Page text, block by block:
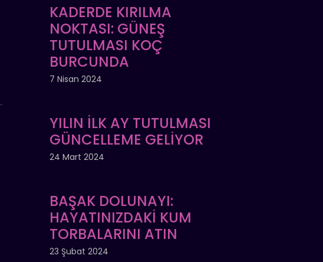
KADERDE KIRILMA
NOKTASI: GÜNEŞ
TUTULMASI KOÇ
BURCUNDA
7 Nisan 2024
YILIN İLK AY TUTULMASI
GÜNCELLEME GELİYOR
24 Mart 2024
BAŞAK DOLUNAYI:
HAYATINIZDAKİ KUM
TORBALARINI ATIN
23 Şubat 2024